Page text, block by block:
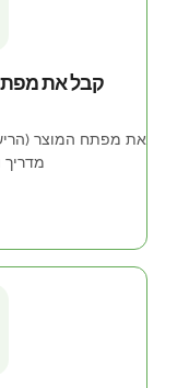
קבל את
את מפתח המוצר
מדריך